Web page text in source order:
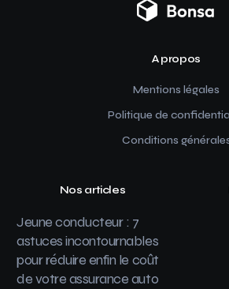
A propos
Mentions légales
Politique de
Conditions
Nos articles
Jeune conducteur : 7
astuces incontournables
pour réduire enfin le coût
de votre assurance auto